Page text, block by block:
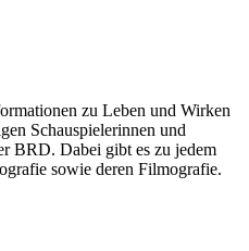
zu Leben und Wirken
Schauspielerinnen und
BRD. Dabei gibt es zu jedem
sowie deren Filmografie.